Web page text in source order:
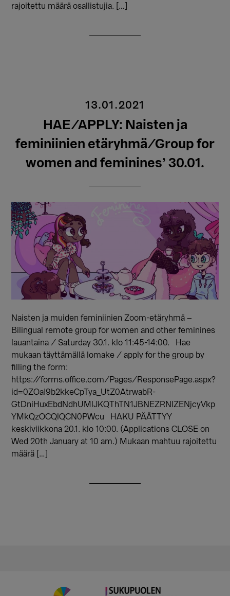
rajoitettu määrä osallistujia. […]
13.01.2021
HAE/APPLY: Naisten ja
feminiinien etäryhmä/Group for
women and feminines’ 30.01.
Naisten ja muiden feminiinien Zoom-etäryhmä –
Bilingual remote group for women and other feminines
lauantaina / Saturday 30.1. klo 11:45-14:00. Hae
mukaan täyttämällä lomake / apply for the group by
filling the form:
https://forms.office.com/Pages/ResponsePage.aspx?
id=0ZOaI9b2kkeCpTya_UtZ0AtrwabR-
GtDniHuxEbdNdhUMlJKQThTN1JBNEZRNlZENjcyVkp
YMkQzOCQlQCN0PWcu HAKU PÄÄTTYY
keskiviikkona 20.1. klo 10:00. (Applications CLOSE on
Wed 20th January at 10 am.) Mukaan mahtuu rajoitettu
määrä […]